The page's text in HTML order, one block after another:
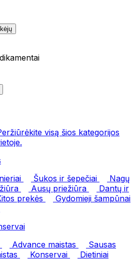
visą šios kategorijos
Šukos ir šepečiai
Nagų
Ausų priežiūra
Dantų ir
prekės
Gydomieji šampūnai
Advance maistas
Sausas
Konservai
Dietiniai